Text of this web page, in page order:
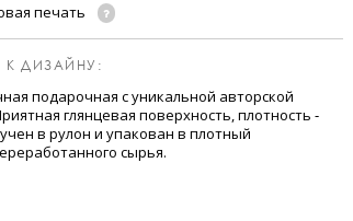
печать
К ДИЗАЙНУ:
подарочная с уникальной авторской
глянцевая поверхность, плотность ‒
в рулон и упакован в плотный
сырья.